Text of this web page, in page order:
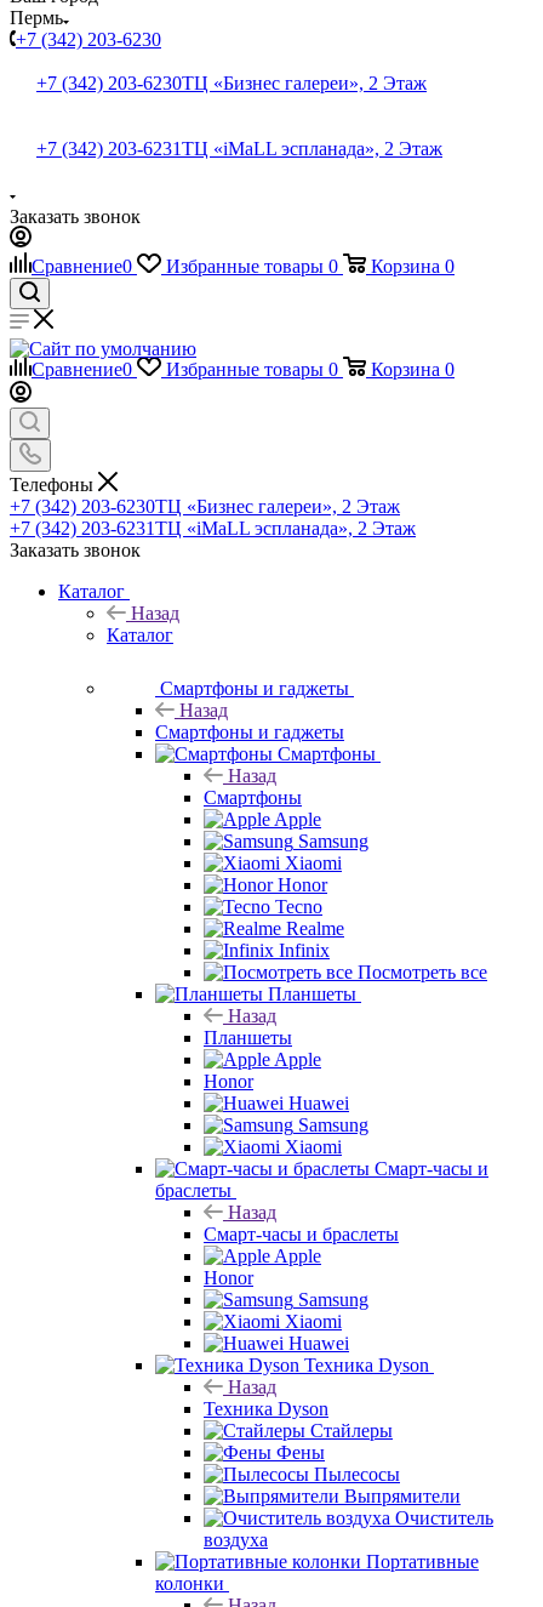
Пермь
+7 (342) 203-6230
+7 (342) 203-6230ТЦ «Бизнес галереи», 2 Этаж
+7 (342) 203-6231ТЦ «iMaLL эспланада», 2 Этаж
Заказать звонок
Сравнение0 Избранные товары 0 Корзина 0
Сравнение0 Избранные товары 0 Корзина 0
Телефоны
+7 (342) 203-6230ТЦ «Бизнес галереи», 2 Этаж
+7 (342) 203-6231ТЦ «iMaLL эспланада», 2 Этаж
Заказать звонок
Каталог
Назад
Каталог
Смартфоны и гаджеты
Назад
Смартфоны и гаджеты
Смартфоны
Назад
Смартфоны
Apple
Samsung
Xiaomi
Honor
Tecno
Realme
Infinix
Посмотреть все
Планшеты
Назад
Планшеты
Apple
Honor
Huawei
Samsung
Xiaomi
Смарт-часы и
браслеты
Назад
Смарт-часы и браслеты
Apple
Honor
Samsung
Xiaomi
Huawei
Техника Dyson
Назад
Техника Dyson
Стайлеры
Фены
Пылесосы
Выпрямители
Очиститель
воздуха
Портативные
колонки